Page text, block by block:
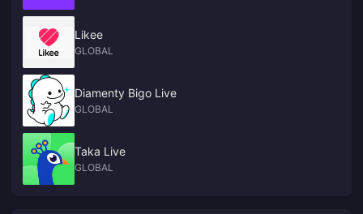
Likee
GLOBAL
Diamenty Bigo Live
GLOBAL
Taka Live
GLOBAL